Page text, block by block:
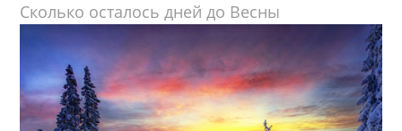
Сколько осталось дней до Весны